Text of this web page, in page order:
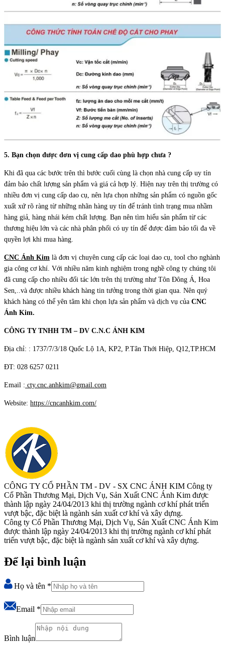
5. Bạn chọn được đơn vị cung cấp dao phù hợp chưa ?
Khi đã qua các bước trên thì bước cuối cùng là chọn nhà cung cấp uy tín
đảm bảo chất lượng sản phẩm và giá cả hợp lý. Hiện nay trên thị trường có
nhiều đơn vị cung cấp dao cụ, nên lựa chọn những sản phẩm có nguồn gốc
xuất xứ rõ ràng từ những nhãn hàng uy tín để tránh tình trạng mua nhầm
hàng giả, hàng nhái kém chất lượng. Bạn nên tìm hiểu sản phẩm từ các
thương hiệu lớn và các nhà phân phối có uy tín để được đảm bảo tối đa về
quyền lợi khi mua hàng.
CNC Ánh Kim là đơn vị chuyên cung cấp các loại dao cụ, tool cho nghành
gia công cơ khí. Với nhiều năm kinh nghiệm trong nghề công ty chúng tôi
đã cung cấp cho nhiều đối tác lớn trên thị trường như Tôn Đông Á, Hoa
Sen,..và được nhiều khách hàng tin tưởng trong thời gian qua. Nên quý
khách hàng có thể yên tâm khi chọn lựa sản phẩm và dịch vụ của CNC
Ánh Kim.
CÔNG TY TNHH TM – DV C.N.C ÁNH KIM
Địa chỉ: : 1737/7/3/18 Quốc Lộ 1A, KP2, P.Tân Thới Hiệp, Q12,TP.HCM
ĐT: 028 6257 0211
Email : cty.cnc.anhkim@gmail.com
Website: https://cncanhkim.com/
CÔNG TY CỔ PHẦN TM - DV - SX CNC ÁNH KIM Công ty
Cổ Phần Thương Mại, Dịch Vụ, Sản Xuất CNC Ánh Kim được
thành lập ngày 24/04/2013 khi thị trường ngành cơ khí phát triển
vượt bậc, đặc biệt là ngành sản xuất cơ khí và xây dựng.
Công ty Cổ Phần Thương Mại, Dịch Vụ, Sản Xuất CNC Ánh Kim
được thành lập ngày 24/04/2013 khi thị trường ngành cơ khí phát
triển vượt bậc, đặc biệt là ngành sản xuất cơ khí và xây dựng.
Để lại bình luận
Họ và tên *
Email *
Bình luận